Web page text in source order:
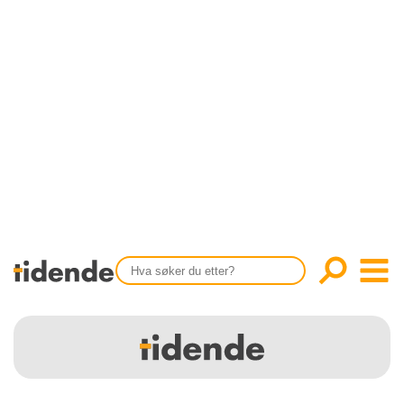
Tidligere utgaver
KONTAKT